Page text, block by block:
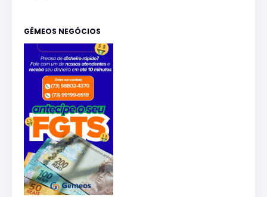
GÊMEOS NEGÓCIOS